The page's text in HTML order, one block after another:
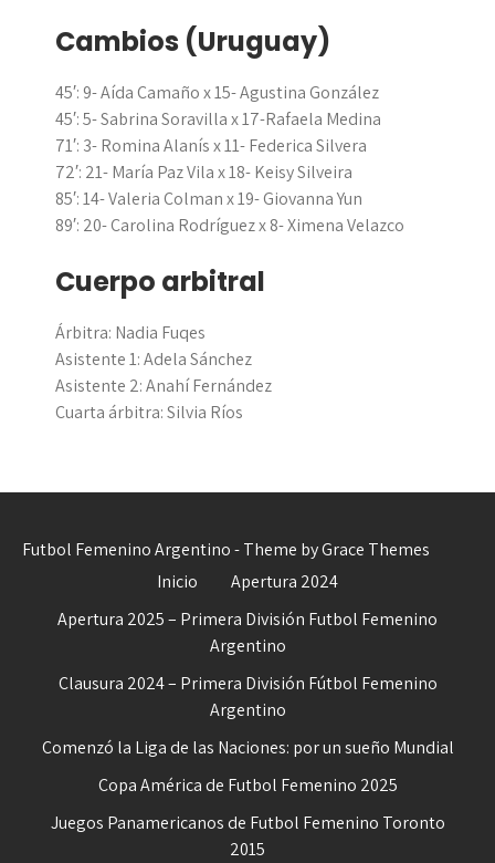
Cambios (Uruguay)
45′: 9- Aída Camaño x 15- Agustina González
45′: 5- Sabrina Soravilla x 17-Rafaela Medina
71′: 3- Romina Alanís x 11- Federica Silvera
72′: 21- María Paz Vila x 18- Keisy Silveira
85′: 14- Valeria Colman x 19- Giovanna Yun
89′: 20- Carolina Rodríguez x 8- Ximena Velazco
Cuerpo arbitral
Árbitra: Nadia Fuqes
Asistente 1: Adela Sánchez
Asistente 2: Anahí Fernández
Cuarta árbitra: Silvia Ríos
Futbol Femenino Argentino - Theme by Grace Themes
Inicio
Apertura 2024
Apertura 2025 – Primera División Futbol Femenino
Argentino
Clausura 2024 – Primera División Fútbol Femenino
Argentino
Comenzó la Liga de las Naciones: por un sueño Mundial
Copa América de Futbol Femenino 2025
Juegos Panamericanos de Futbol Femenino Toronto
2015